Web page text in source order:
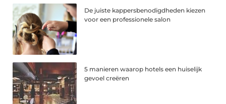
De juiste kappersbenodigdheden kiezen
voor een professionele salon
5 manieren waarop hotels een huiselijk
gevoel creëren